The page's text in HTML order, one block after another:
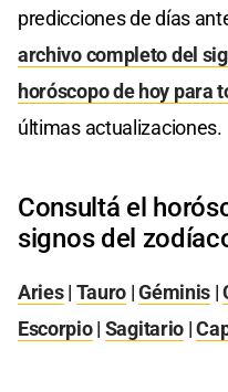
predicciones de días
archivo completo del
horóscopo de hoy para
últimas actualizaciones.
Consultá el
signos del
Aries| Tauro |Géminis |
Escorpio| Sagitario |